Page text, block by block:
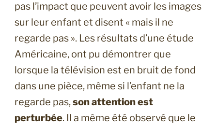
pas l’impact que peuvent avoir les images
sur leur enfant et disent « mais il ne
regarde pas ». Les résultats d’une étude
Américaine, ont pu démontrer que
lorsque la télévision est en bruit de fond
dans une pièce, même si l’enfant ne la
regarde pas,son attention est
perturbée. Il a même été observé que le